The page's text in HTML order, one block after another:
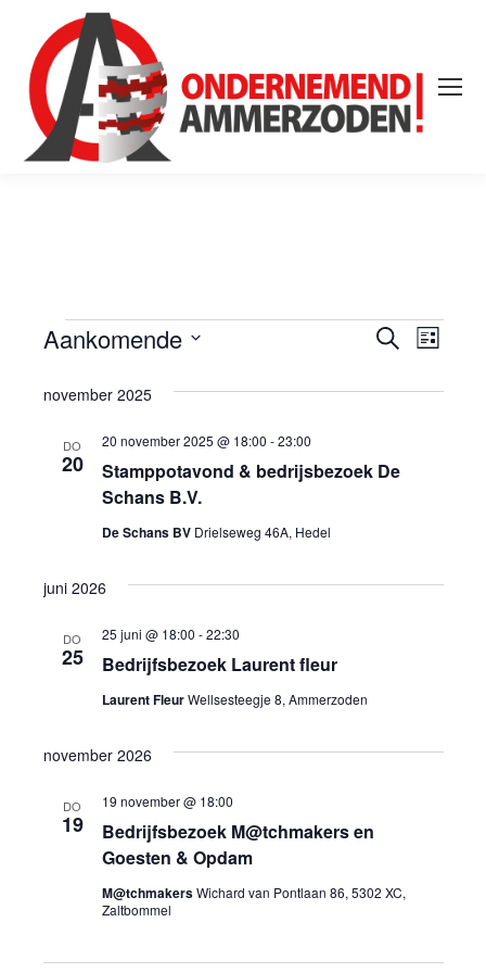
Evenementen Zoeken
Lijst
Aankomende
een
november 2025
DO
20
Stamppotavond & bedrijsbezoek De
Schans B.V.
20 november 2025 @ 18:00 -23:00
De Schans BV Drielseweg 46A, Hedel
juni 2026
DO
25 Bedrijfsbezoek Laurent fleur
25 juni @ 18:00 -22:30
Laurent FleurWellsesteegje 8, Ammerzoden
november 2026
DO
19
Bedrijfsbezoek M@tchmakers en
Goesten & Opdam
19 november @ 18:00
M@tchmakersWichard van Pontlaan 86, 5302 XC,
Zaltbommel